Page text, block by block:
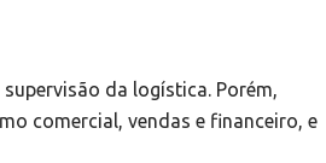
da logística. Porém,
comercial, vendas e financeiro, e